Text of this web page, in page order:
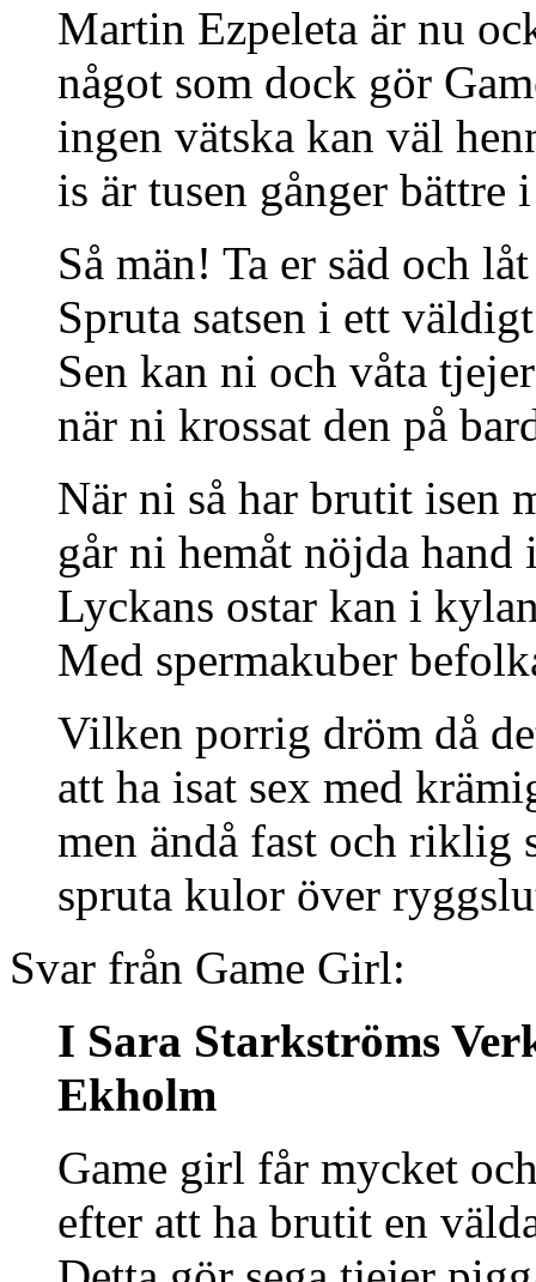
Martin Ezpeleta är nu
något som dock gör
ingen vätska kan väl
is är tusen gånger bättre
Så män! Ta er säd och
Spruta satsen i ett
Sen kan ni och våta
när ni krossat den på
När ni så har brutit isen
går ni hemåt nöjda hand
Lyckans ostar kan i
Med spermakuber
Vilken porrig dröm då
att ha isat sex med
men ändå fast och riklig
spruta kulor över
Svar från Game Girl:
I Sara Starkströms
Ekholm
Game girl får mycket
efter att ha brutit en